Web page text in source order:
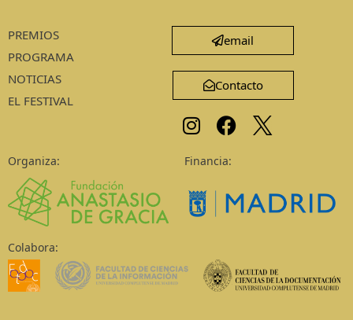
PREMIOS
PROGRAMA
NOTICIAS
EL FESTIVAL
email
Contacto
Organiza: Financia:
Colabora: